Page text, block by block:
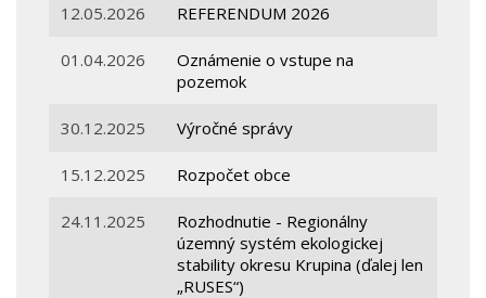
12.05.2026 REFERENDUM 2026
01.04.2026
Oznámenie o vstupe na
pozemok
30.12.2025 Výročné správy
15.12.2025 Rozpočet obce
24.11.2025
Rozhodnutie - Regionálny
územný systém ekologickej
stability okresu Krupina (ďalej len
„RUSES“)